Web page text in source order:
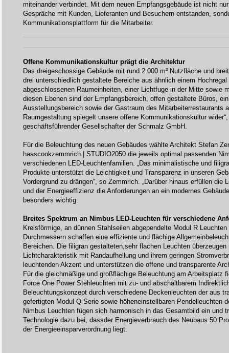
miteinander verbindet. Mit dem neuen Empfangsgebäude ist nicht
Gespräche mit Kunden, Lieferanten und Besuchern entstanden,
Kommunikationsplattform für die Mitarbeiter.
Offene Kommunikationskultur prägt die Architektur
Das dreigeschossige Gebäude mit rund 2.000 m² Nutzfläche und
drei unterschiedlich gestaltete Bereiche aus ähnlich einem Hochregal
abgeschlossenen Raumeinheiten, einer Lichtfuge in der Mitte sowie
diesen Ebenen sind der Empfangsbereich, offen gestaltete Büros,
Ausstellungsbereich sowie der Gastraum des Mitarbeiterrestaurants
Raumgestaltung spiegelt unsere offene Kommunikationskultur
geschäftsführender Gesellschafter der Schmalz GmbH.
Für die Beleuchtung des neuen Gebäudes wählte Architekt Stefan
haascookzemmrich | STUDIO2050 die jeweils optimal passenden
verschiedenen LED-Leuchtenfamilien. „Das minimalistische und
Produkte unterstützt die Leichtigkeit und Transparenz in unseren
Vordergrund zu drängen“, so Zemmrich. „Darüber hinaus erfüllen die
und der Energieeffizienz die Anforderungen an ein modernes
besonders wichtig.
Breites Spektrum an Nimbus LED-Leuchten für verschiedene
Kreisförmige, an dünnen Stahlseilen abgependelte Modul R
Durchmessern schaffen eine effiziente und flächige
Bereichen. Die filigran gestalteten,sehr flachen Leuchten überzeugen
Lichtcharakteristik mit Randaufhellung und ihrem geringen
leuchtenden Akzent und unterstützen die offene und transparente
Für die gleichmäßige und großflächige Beleuchtung am Arbeitsplatz
Force One Power Stehleuchten mit zu- und abschaltbarem
Beleuchtungskonzept durch verschiedene Deckenleuchten der aus
gefertigten Modul Q-Serie sowie höheneinstellbaren Pendelleuchten
Nimbus Leuchten fügen sich harmonisch in das Gesamtbild ein und
Technologie dazu bei, dassder Energieverbrauch des Neubaus 50
der Energieeinsparverordnung liegt.